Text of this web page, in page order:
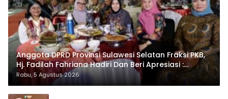
Anggota DPRD Provinsi Sulawesi Selatan Fraksi PKB,
Hj. Fadilah Fahriana Hadiri Dan Beri Apresiasi :
Takalar Menyalakan Lentera Pengabdian Melalui
Malam Apresiasi dan Inovasi Award 2026
Rabu, 5 Agustus 2026